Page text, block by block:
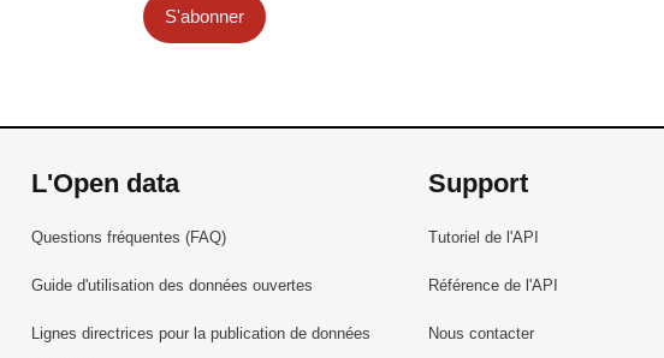
S'abonner
L'Open data
Questions fréquentes (FAQ)
Guide d'utilisation des données ouvertes
Lignes directrices pour la publication de données
Support
Tutoriel de l'API
Référence de l'API
Nous contacter